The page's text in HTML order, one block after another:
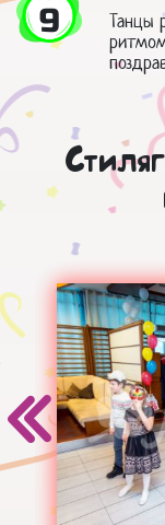
9
Танцы